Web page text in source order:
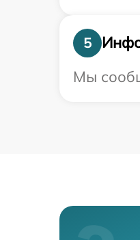
5
Мы